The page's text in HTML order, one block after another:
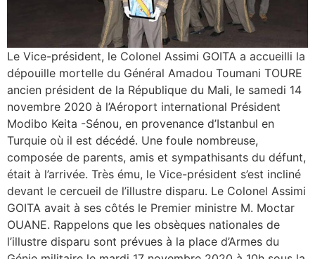
Le Vice-président, le Colonel Assimi GOITA a accueilli la
dépouille mortelle du Général Amadou Toumani TOURE
ancien président de la République du Mali, le samedi 14
novembre 2020 à l’Aéroport international Président
Modibo Keita -Sénou, en provenance d’Istanbul en
Turquie où il est décédé. Une foule nombreuse,
composée de parents, amis et sympathisants du défunt,
était à l’arrivée. Très ému, le Vice-président s’est incliné
devant le cercueil de l’illustre disparu. Le Colonel Assimi
GOITA avait à ses côtés le Premier ministre M. Moctar
OUANE. Rappelons que les obsèques nationales de
l’illustre disparu sont prévues à la place d’Armes du